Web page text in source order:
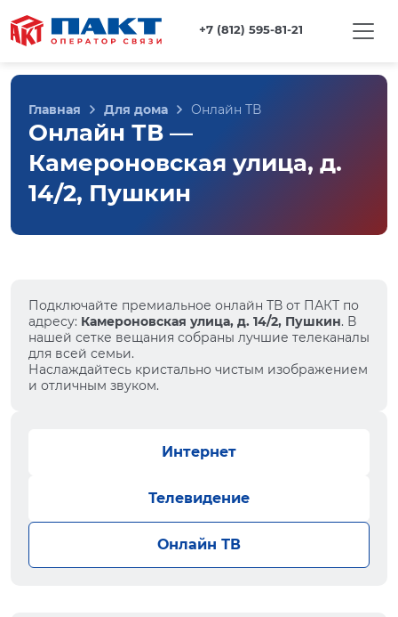
+7 (812) 595-81-21
Главная Для дома Онлайн ТВ
Онлайн ТВ —
Камероновская улица, д.
14/2, Пушкин
Подключайте премиальное онлайн ТВ от ПАКТ по
адресу: Камероновская улица, д. 14/2, Пушкин. В
нашей сетке вещания собраны лучшие телеканалы
для всей семьи.
Наслаждайтесь кристально чистым изображением
и отличным звуком.
Интернет
Телевидение
Онлайн ТВ